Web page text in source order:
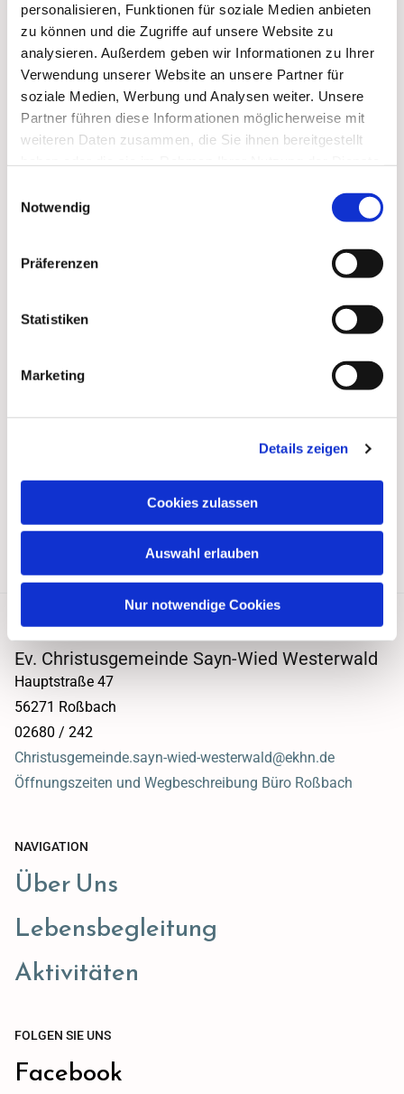
personalisieren, Funktionen für soziale Medien anbieten
zu können und die Zugriffe auf unsere Website zu
analysieren. Außerdem geben wir Informationen zu Ihrer
Verwendung unserer Website an unsere Partner für
soziale Medien, Werbung und Analysen weiter. Unsere
Partner führen diese Informationen möglicherweise mit
weiteren Daten zusammen, die Sie ihnen bereitgestellt
Notwendig
Präferenzen
Statistiken
Marketing
Details zeigen
Cookies zulassen
Auswahl erlauben
Nur notwendige Cookies
Dies könnte Sie auch
interessieren
Ev. Christusgemeinde Sayn-Wied Westerwald
Hauptstraße 47
56271 Roßbach
02680 / 242
Christusgemeinde.sayn-wied-westerwald@ekhn.de
Öffnungszeiten und Wegbeschreibung Büro Roßbach
NAVIGATION
Über Uns
Lebensbegleitung
Aktivitäten
FOLGEN SIE UNS
Facebook